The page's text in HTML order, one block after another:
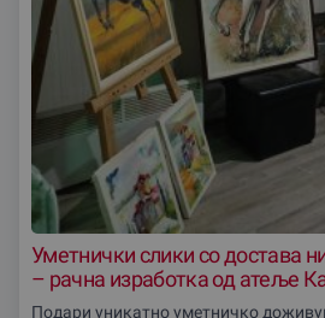
Уметнички слики со достава
– рачна изработка од атеље
Подари уникатно уметничко